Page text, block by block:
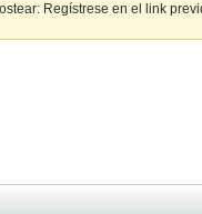
Regístrese en el link